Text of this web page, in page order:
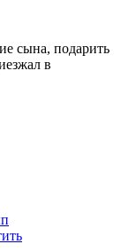
сына, подарить
в